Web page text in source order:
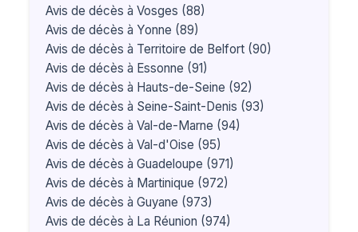
Avis de décès à Vosges (88)
Avis de décès à Yonne (89)
Avis de décès à Territoire de Belfort (90)
Avis de décès à Essonne (91)
Avis de décès à Hauts-de-Seine (92)
Avis de décès à Seine-Saint-Denis (93)
Avis de décès à Val-de-Marne (94)
Avis de décès à Val-d'Oise (95)
Avis de décès à Guadeloupe (971)
Avis de décès à Martinique (972)
Avis de décès à Guyane (973)
Avis de décès à La Réunion (974)